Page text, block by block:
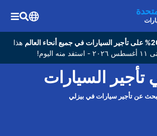
هذا
تأجير السيارات
عن تأجير سيارات في بيزلي